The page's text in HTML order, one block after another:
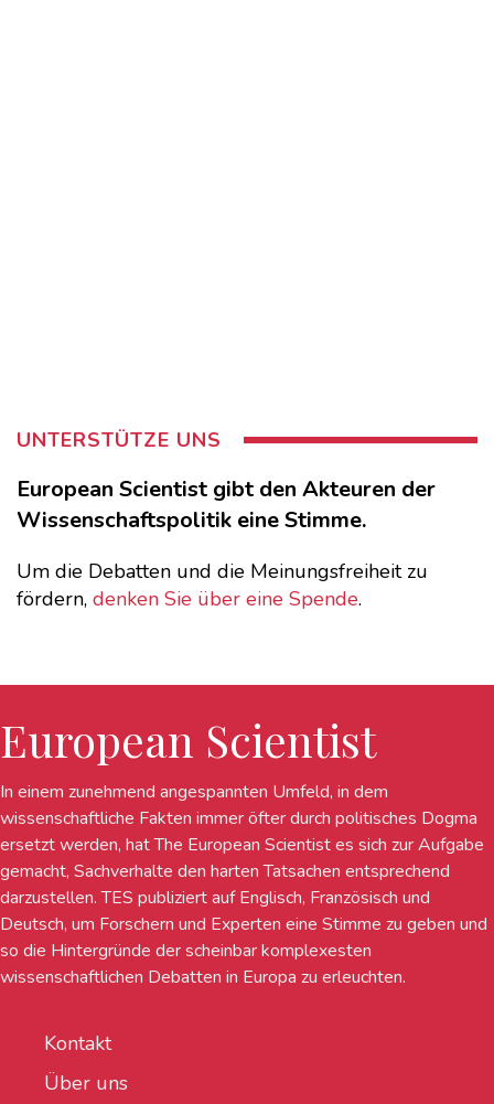
UNTERSTÜTZE UNS
European Scientist gibt den Akteuren der
Wissenschaftspolitik eine Stimme.
Um die Debatten und die Meinungsfreiheit zu
fördern, denken Sie über eine Spende.
European Scientist
In einem zunehmend angespannten Umfeld, in dem
wissenschaftliche Fakten immer öfter durch politisches Dogma
ersetzt werden, hat The European Scientist es sich zur Aufgabe
gemacht, Sachverhalte den harten Tatsachen entsprechend
darzustellen. TES publiziert auf Englisch, Französisch und
Deutsch, um Forschern und Experten eine Stimme zu geben und
so die Hintergründe der scheinbar komplexesten
wissenschaftlichen Debatten in Europa zu erleuchten.
Kontakt
Über uns